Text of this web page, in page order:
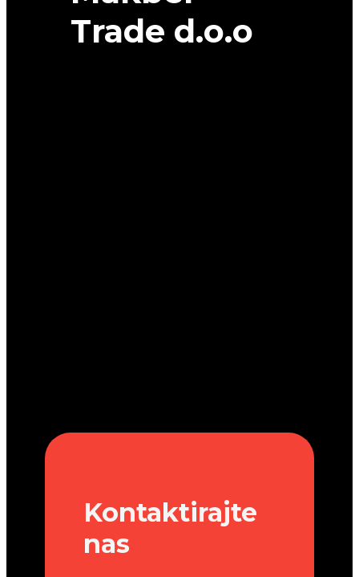
Trade d.o.o
Kontaktirajte
nas